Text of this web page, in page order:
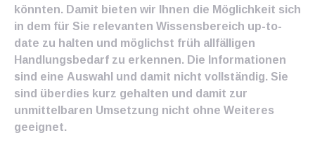
könnten. Damit bieten wir Ihnen die Möglichkeit sich
in dem für Sie relevanten Wissensbereich up-to-
date zu halten und möglichst früh allfälligen
Handlungsbedarf zu erkennen. Die Informationen
sind eine Auswahl und damit nicht vollständig. Sie
sind überdies kurz gehalten und damit zur
unmittelbaren Umsetzung nicht ohne Weiteres
geeignet.